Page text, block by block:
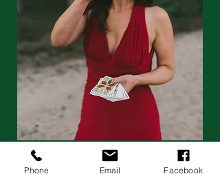
Phone Email Facebook